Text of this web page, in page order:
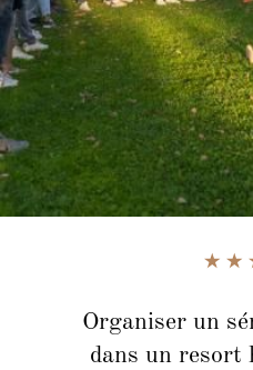
Organiser un
dans un resort